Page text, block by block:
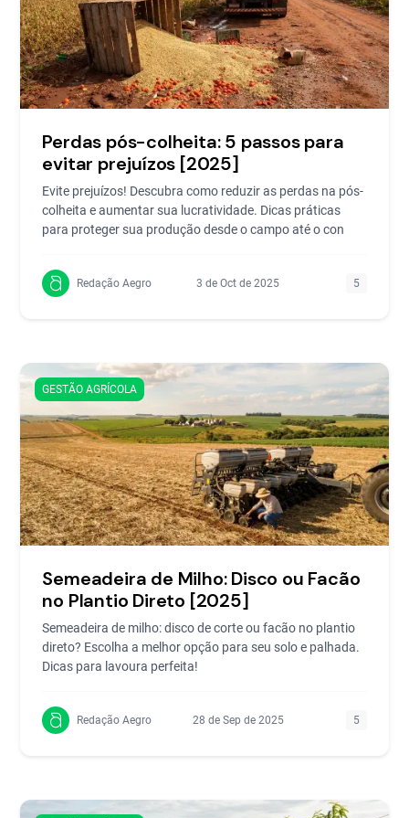
Perdas pós-colheita: 5 passos para
evitar prejuízos [2025]
Evite prejuízos! Descubra como reduzir as perdas na pós-
colheita e aumentar sua lucratividade. Dicas práticas
para proteger sua produção desde o campo até o con
Redação Aegro 3 de Oct de 2025 5
GESTÃO AGRÍCOLA
Semeadeira de Milho: Disco ou Facão
no Plantio Direto [2025]
Semeadeira de milho: disco de corte ou facão no plantio
direto? Escolha a melhor opção para seu solo e palhada.
Dicas para lavoura perfeita!
Redação Aegro 28 de Sep de 2025 5